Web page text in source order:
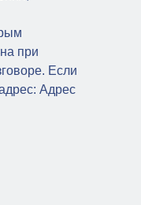
при
Если
Адрес